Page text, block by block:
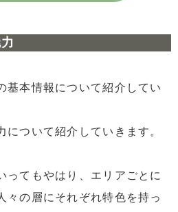
基本情報について紹介してい
について紹介していきます。
ってもやはり、エリアごとに
々の層にそれぞれ特色を持っ